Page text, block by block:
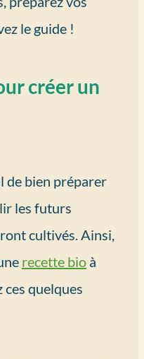
le guide !
créer un
de bien préparer
les futurs
cultivés. Ainsi,
recette bio à
ces quelques